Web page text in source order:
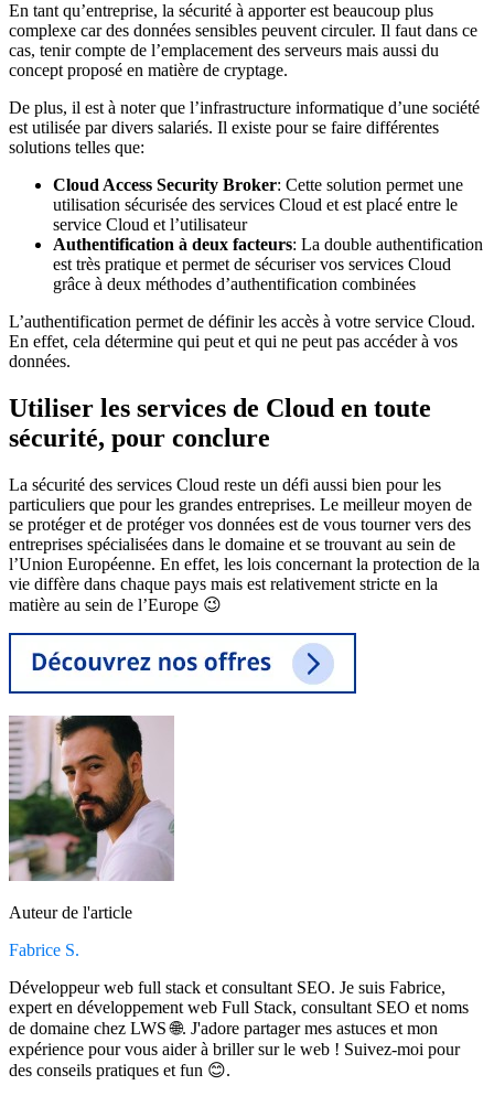
En tant qu’entreprise, la sécurité à apporter est beaucoup plus
complexe car des données sensibles peuvent circuler. Il faut dans ce
cas, tenir compte de l’emplacement des serveurs mais aussi du
concept proposé en matière de cryptage.
De plus, il est à noter que l’infrastructure informatique d’une société
est utilisée par divers salariés. Il existe pour se faire différentes
solutions telles que:
Cloud Access Security Broker: Cette solution permet une
utilisation sécurisée des services Cloud et est placé entre le
service Cloud et l’utilisateur
Authentification à deux facteurs: La double authentification
est très pratique et permet de sécuriser vos services Cloud
grâce à deux méthodes d’authentification combinées
L’authentification permet de définir les accès à votre service Cloud.
En effet, cela détermine qui peut et qui ne peut pas accéder à vos
données.
Utiliser les services de Cloud en toute
sécurité, pour conclure
La sécurité des services Cloud reste un défi aussi bien pour les
particuliers que pour les grandes entreprises. Le meilleur moyen de
se protéger et de protéger vos données est de vous tourner vers des
entreprises spécialisées dans le domaine et se trouvant au sein de
l’Union Européenne. En effet, les lois concernant la protection de la
vie diffère dans chaque pays mais est relativement stricte en la
matière au sein de l’Europe 😉
Auteur de l'article
Fabrice S.
Développeur web full stack et consultant SEO. Je suis Fabrice,
expert en développement web Full Stack, consultant SEO et noms
de domaine chez LWS 🌐. J'adore partager mes astuces et mon
expérience pour vous aider à briller sur le web ! Suivez-moi pour
des conseils pratiques et fun 😊.